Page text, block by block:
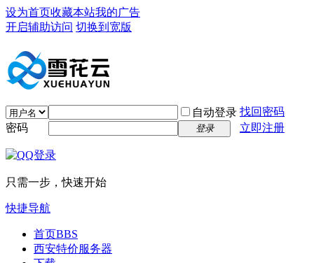
设为首页收藏本站我的广告
开启辅助访问 切换到宽版
自动登录 找回密码
密码
登录 立即注册
只需一步，快速开始
快捷导航
首页BBS
西安特价服务器